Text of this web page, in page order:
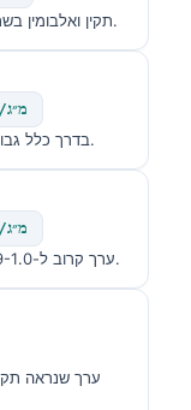
לרוב תקין אם הוא יציב ומשולב עם eGFR תקין ואלבומין בשתן.
0.7-1.3 מ״ג/
בדרך כלל גבוה יותר כי מסת השריר הממוצעת גבוהה יותר.
~0.4-0.8 מ״ג/
ערך קרוב ל-0.9-1.0 מ״ג/ד״ל עשוי להיות פחות מרגיע בהריון.
ערך שנראה